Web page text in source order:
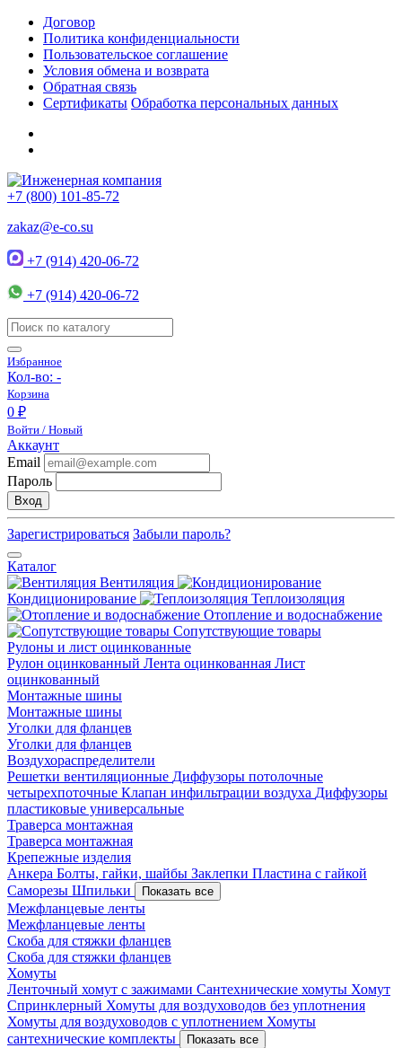
Договор
Политика конфиденциальности
Пользовательское соглашение
Условия обмена и возврата
Обратная связь
Сертификаты Обработка персональных данных
+7 (800) 101-85-72
zakaz@e-co.su
+7 (914) 420-06-72
+7 (914) 420-06-72
Избранное
Кол-во: -
Корзина
0 ₽
Войти / Новый
Аккаунт
Email
Пароль
Вход
Зарегистрироваться Забыли пароль?
Каталог
Вентиляция
Кондиционирование
Теплоизоляция
Отопление и водоснабжение
Сопутствующие товары
Рулоны и лист оцинкованные
Рулон оцинкованный Лента оцинкованная Лист
оцинкованный
Монтажные шины
Монтажные шины
Уголки для фланцев
Уголки для фланцев
Воздухораспределители
Решетки вентиляционные Диффузоры потолочные
четырехпоточные Клапан инфильтрации воздуха Диффузоры
пластиковые универсальные
Траверса монтажная
Траверса монтажная
Крепежные изделия
Анкера Болты, гайки, шайбы Заклепки Пластина с гайкой
Саморезы Шпильки Показать все
Межфланцевые ленты
Межфланцевые ленты
Скоба для стяжки фланцев
Скоба для стяжки фланцев
Хомуты
Ленточный хомут с зажимами Сантехнические хомуты Хомут
Спринклерный Хомуты для воздуховодов без уплотнения
Хомуты для воздуховодов с уплотнением Хомуты
сантехнические комплекты
Показать все